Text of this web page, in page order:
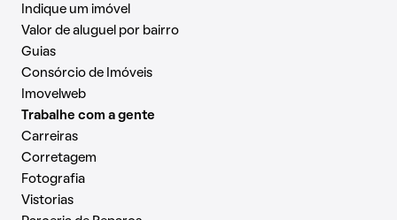
Indique um imóvel
Valor de aluguel por bairro
Guias
Consórcio de Imóveis
Imovelweb
Trabalhe com a gente
Carreiras
Corretagem
Fotografia
Vistorias